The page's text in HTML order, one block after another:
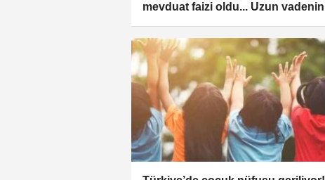
mevduat faizi oldu... Uzun vadenin